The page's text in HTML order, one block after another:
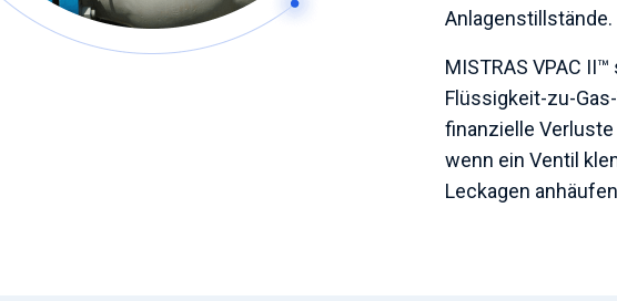
Anlagenstillstände.
MISTRAS VPAC
Flüssigkeit-zu-
finanzielle
wenn ein Ventil
Leckagen